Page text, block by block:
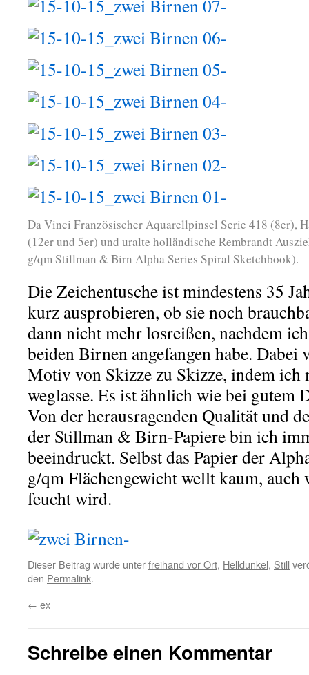
Da Vinci Französischer Aquarellpinsel Serie 418 (8er),
(12er und 5er) und uralte holländische Rembrandt
g/qm Stillman & Birn Alpha Series Spiral Sketchbook).
Die Zeichentusche ist mindestens 35
kurz ausprobieren, ob sie noch
dann nicht mehr losreißen, nachdem
beiden Birnen angefangen habe. Dabei
Motiv von Skizze zu Skizze, indem ich
weglasse. Es ist ähnlich wie bei gutem
Von der herausragenden Qualität und
der Stillman & Birn-Papiere bin ich
beeindruckt. Selbst das Papier der
g/qm Flächengewicht wellt kaum, auch
feucht wird.
Dieser Beitrag wurde unterfreihand vor Ort, Helldunkel, Still
den Permalink.
← ex
Schreibe einen Kommentar